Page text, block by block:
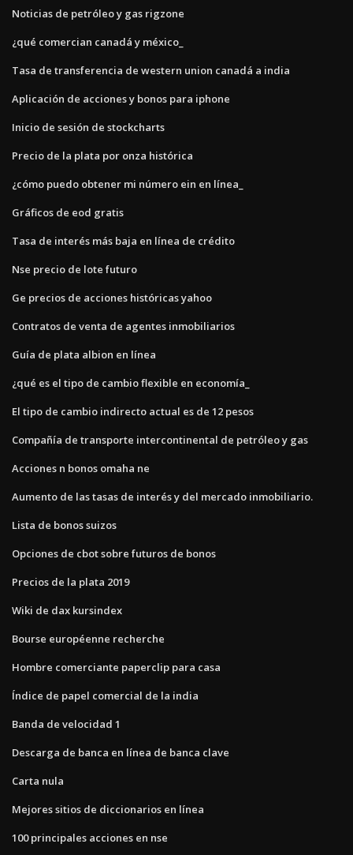
Noticias de petróleo y gas rigzone
¿qué comercian canadá y méxico_
Tasa de transferencia de western union canadá a india
Aplicación de acciones y bonos para iphone
Inicio de sesión de stockcharts
Precio de la plata por onza histórica
¿cómo puedo obtener mi número ein en línea_
Gráficos de eod gratis
Tasa de interés más baja en línea de crédito
Nse precio de lote futuro
Ge precios de acciones históricas yahoo
Contratos de venta de agentes inmobiliarios
Guía de plata albion en línea
¿qué es el tipo de cambio flexible en economía_
El tipo de cambio indirecto actual es de 12 pesos
Compañía de transporte intercontinental de petróleo y gas
Acciones n bonos omaha ne
Aumento de las tasas de interés y del mercado inmobiliario.
Lista de bonos suizos
Opciones de cbot sobre futuros de bonos
Precios de la plata 2019
Wiki de dax kursindex
Bourse européenne recherche
Hombre comerciante paperclip para casa
Índice de papel comercial de la india
Banda de velocidad 1
Descarga de banca en línea de banca clave
Carta nula
Mejores sitios de diccionarios en línea
100 principales acciones en nse